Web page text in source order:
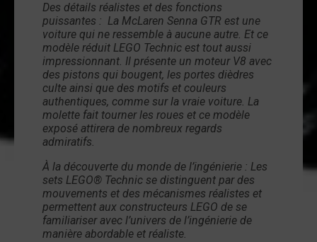
Des détails réalistes et des fonctions
puissantes : La McLaren Senna GTR est une
voiture qui ne ressemble à aucune autre. Et ce
modèle réduit LEGO Technic est tout aussi
impressionnant. Il présente un moteur V8 avec
des pistons qui bougent, les portes dièdres
culte ainsi que des motifs et couleurs
authentiques, comme sur la vraie voiture. La
molette fait tourner les roues et ce modèle
exposé attirera de nombreux regards
admiratifs.
À la découverte du monde de l’ingénierie : Les
sets LEGO® Technic se distinguent par des
mouvements et des mécanismes réalistes et
permettent aux constructeurs LEGO de se
familiariser avec l’univers de l’ingénierie de
manière abordable et réaliste.